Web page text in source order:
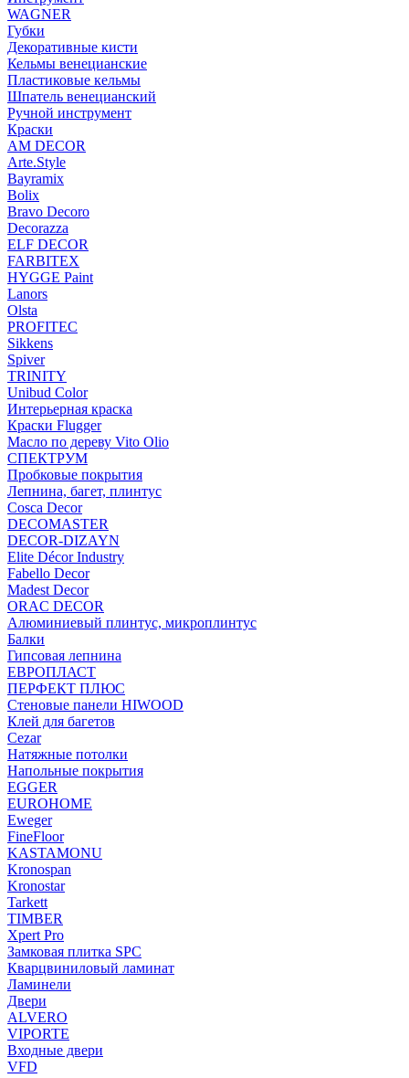
WAGNER
Губки
Декоративные кисти
Кельмы венецианские
Пластиковые кельмы
Шпатель венецианский
Ручной инструмент
Краски
AM DECOR
Arte.Style
Bayramix
Bolix
Bravo Decoro
Decorazza
ELF DECOR
FARBITEX
HYGGE Paint
Lanors
Olsta
PROFITEC
Sikkens
Spiver
TRINITY
Unibud Color
Интерьерная краска
Краски Flugger
Масло по дереву Vito Olio
СПЕКТРУМ
Пробковые покрытия
Лепнина, багет, плинтус
Cosca Decor
DECOMASTER
DECOR-DIZAYN
Elite Décor Industry
Fabello Decor
Madest Decor
ORAC DECOR
Алюминиевый плинтус, микроплинтус
Балки
Гипсовая лепнина
ЕВРОПЛАСТ
ПЕРФЕКТ ПЛЮС
Стеновые панели HIWOOD
Клей для багетов
Cezar
Натяжные потолки
Напольные покрытия
EGGER
EUROHOME
Eweger
FineFloor
KASTAMONU
Kronospan
Kronostar
Tarkett
TIMBER
Xpert Pro
Замковая плитка SPC
Кварцвиниловый ламинат
Ламинели
Двери
ALVERO
VIPORTE
Входные двери
VFD